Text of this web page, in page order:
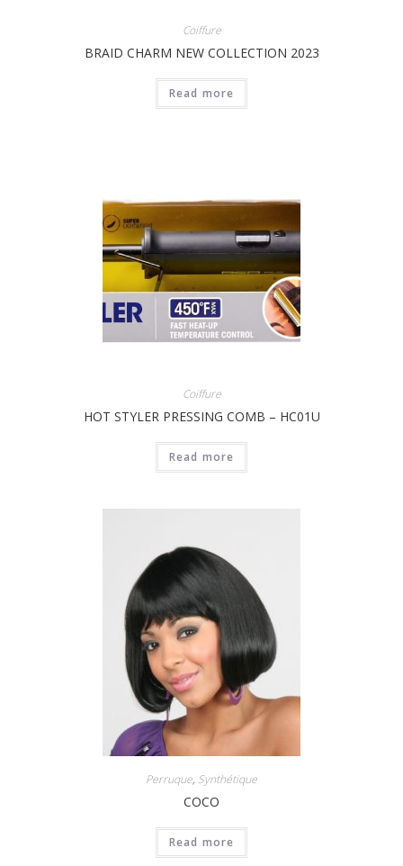
Coiffure
BRAID CHARM NEW COLLECTION 2023
Read more
Coiffure
HOT STYLER PRESSING COMB – HC01U
Read more
Perruque, Synthétique
COCO
Read more